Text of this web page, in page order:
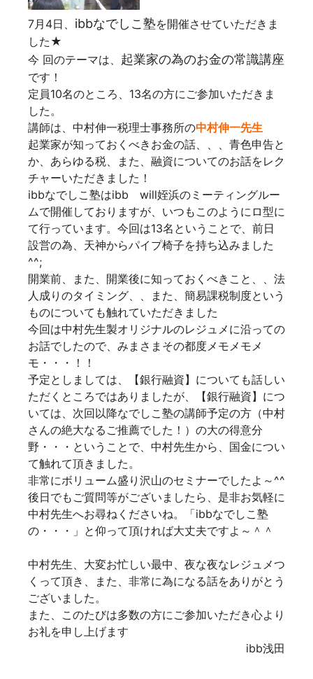
7月4日、 ibbなでしこ塾を開催させていただきま
した★
今 回のテーマは、 起業家の為のお金の常識講座
です！
定員10名のところ、13名の方にご参加いただきま
した。
講師は、中村伸一税理士事務所の中村伸一先生
起業家が知っておくべきお金の話、、、青色申告と
か、あらゆる税、また、融資についてのお話をレク
チャーいただきました！
ibbなでしこ塾はibb will姪浜のミーティングルー
ムで開催しておりますが、いつもこのようにロ型に
て行っています。今回は13名ということで、前日
設営の為、天神からパイプ椅子を持ち込みました
^^;
開業前、また、開業後に知っておくべきこと、、法
人成りのタイミング、、また、簡易課税制度という
ものについても触れていただきました
今回は中村先生製オリジナルのレジュメに沿っての
お話でしたので、みまさまその都度メモメモメ
モ・・・！！
予定としましては、【銀行融資】についても話しい
ただくところではありましたが、【銀行融資】につ
いては、次回以降なでしこ塾の講師予定の方（中村
さんの絶大なるご推薦でした！）の大の得意分
野・・・ということで、中村先生から、国金につい
て触れて頂きました。
非常にボリューム盛り沢山のセミナーでしたよ～^^
後日でもご質問等がございましたら、是非お気軽に
中村先生へお尋ねくださいね。「ibbなでしこ塾
の・・・」と仰って頂ければ大丈夫ですよ～＾＾
中村先生、大変お忙しい最中、夜な夜なレジュメつ
くって頂き、また、非常に為になる話をありがとう
ございました。
また、このたびは多数の方にご参加いただき心より
お礼を申し上げます
ibb浅田